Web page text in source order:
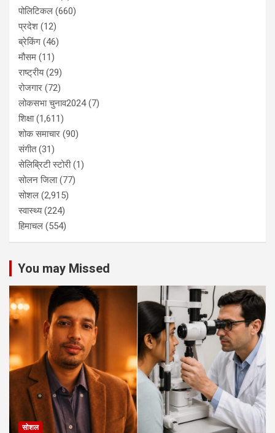
पोलिटिकल (660)
प्रदेश (12)
ब्रेकिंग (46)
मौसम (11)
राष्ट्रीय(29)
रोजगार (72)
लोकसभा चुनाव2024(7)
शिक्षा(1,611)
शोक समाचार (90)
संगीत(31)
सेलिब्रिटी स्टोरी(1)
सोलन जिला(77)
सोशल (2,915)
स्वास्थ्य(224)
हिमाचल (554)
You may Missed
सोशल